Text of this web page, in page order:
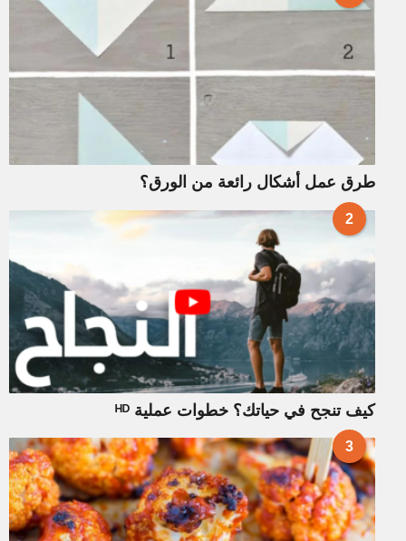
طرق عمل أشكال رائعة من الورق؟
2
كيف تنجح في حياتك؟ خطوات عملية ᴴᴰ
3